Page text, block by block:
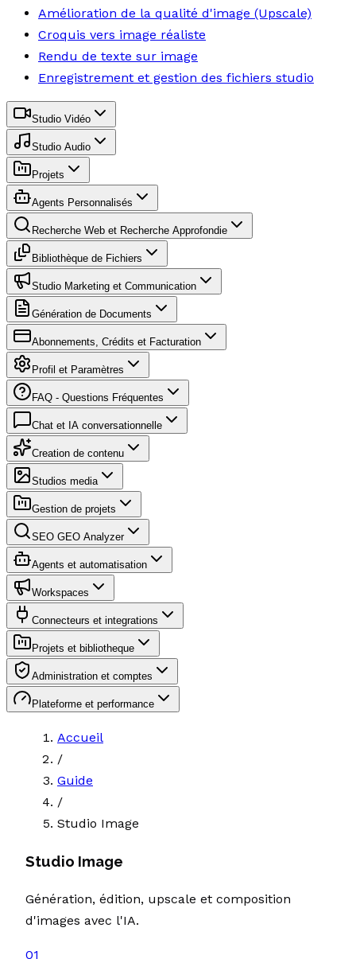
Amélioration de la qualité d'image (Upscale)
Croquis vers image réaliste
Rendu de texte sur image
Enregistrement et gestion des fichiers studio
Studio Vidéo
Studio Audio
Projets
Agents Personnalisés
Recherche Web et Recherche Approfondie
Bibliothèque de Fichiers
Studio Marketing et Communication
Génération de Documents
Abonnements, Crédits et Facturation
Profil et Paramètres
FAQ - Questions Fréquentes
Chat et IA conversationnelle
Creation de contenu
Studios media
Gestion de projets
SEO GEO Analyzer
Agents et automatisation
Workspaces
Connecteurs et integrations
Projets et bibliotheque
Administration et comptes
Plateforme et performance
Accueil
/
Guide
/
Studio Image
Studio Image
Génération, édition, upscale et composition
d'images avec l'IA.
01